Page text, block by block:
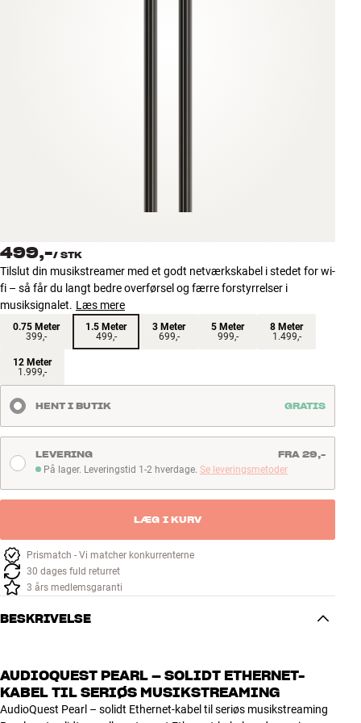
Log ind
Kundeservice
Byg med Lyd
499,-/ STK
Tilslut din musikstreamer med et godt netværkskabel i stedet for wi-
fi – så får du langt bedre overførsel og færre forstyrrelser i
musiksignalet. Læs mere
0.75 Meter
399,-
1.5 Meter
499,-
3 Meter
699,-
5 Meter
999,-
8 Meter
1.499,-
12 Meter
1.999,-
HENT I BUTIK GRATIS
På lager. Leveringstid 1-2 hverdage
På lager. Leveringstid 1-2 hverdage. Se leveringsmetoder
LEVERING FRA 29,-
LÆG I KURV
Prismatch - Vi matcher konkurrenterne
30 dages fuld returret
3 års medlemsgaranti
BESKRIVELSE
AUDIOQUEST PEARL – SOLIDT ETHERNET-
KABEL TIL SERIØS MUSIKSTREAMING
AudioQuest Pearl – solidt Ethernet-kabel til seriøs musikstreaming